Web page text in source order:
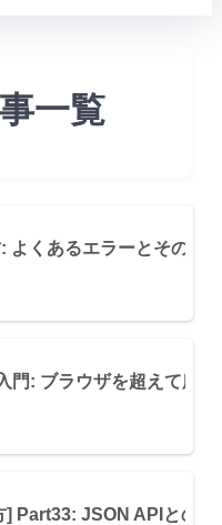
live long enough)
implemented)
一覧
よくあるエラーとその解
門: ブラウザを超えて広が
] Part33: JSON APIとの